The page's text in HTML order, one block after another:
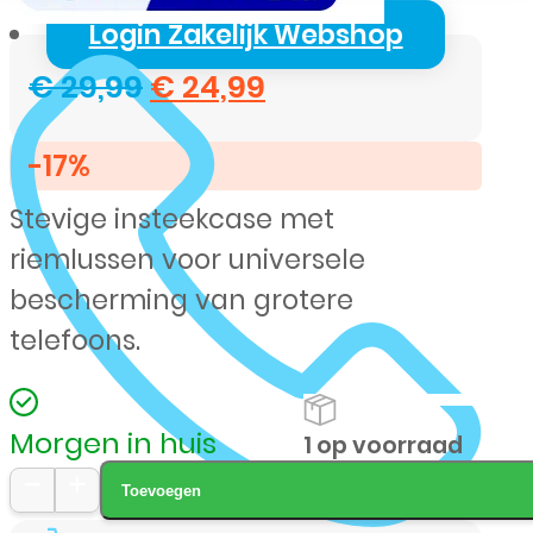
Login Zakelijk Webshop
€29,99Oorspronkelijke
prijs
was:
€ 29,99.
€ 24,99
prijs
is:
€ 24,99.
-17%
Stevige insteekcase met
riemlussen voor universele
bescherming van grotere
telefoons.
Morgen in huis
Krusell
Toevoegen
1 op voorraad